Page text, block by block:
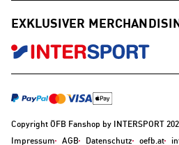
EXKLUSIVER
Copyright ÖFB Fanshop by INTERSPORT
Impressum
AGB Datenschutz oefb.at